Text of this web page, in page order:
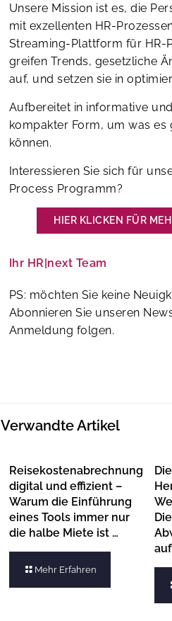
Unsere Mission ist es, die
mit exzellenten HR-
Streaming-Plattform für HR-
greifen Trends, gesetzliche
auf, und setzen sie in
Aufbereitet in informative
kompakter Form, um was
können.
Interessieren Sie sich für
Process Programm?
HIER KLICKEN FÜR
Ihr HR|next Team
PS: möchten Sie keine
Abonnieren Sie unseren
Anmeldung folgen.
Verwandte Artikel
Reisekostenabrechnung
digital und effizient –
Warum die Einführung
eines Tools immer nur
die halbe Miete ist …
Mehr Erfahren